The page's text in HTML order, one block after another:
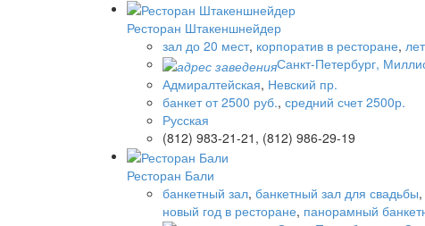
Ресторан Штакеншнейдер
зал до 20 мест, корпоратив в ресторане,
Санкт-Петербург,
Адмиралтейская, Невский пр.
банкет от 2500 руб., средний счет 2500р.
Русская
(812) 983-21-21, (812) 986-29-19
Ресторан Бали
банкетный зал, банкетный зал для свадьбы,
новый год в ресторане, панорамный